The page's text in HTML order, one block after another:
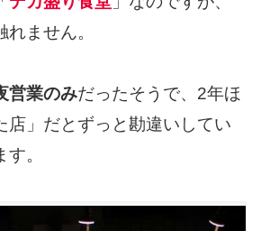
ません。
営業のみだったそうで、2年ほ
店」だとずっと勘違いしてい
。